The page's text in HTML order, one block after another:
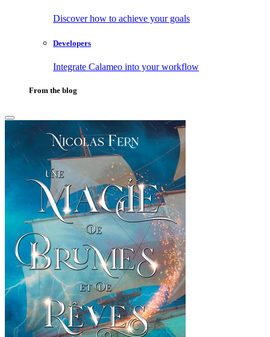
Discover how to achieve your goals
Developers
Integrate Calameo into your workflow
From the blog